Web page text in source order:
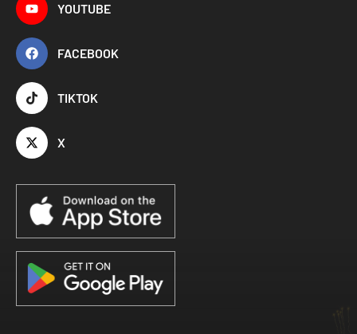
YOUTUBE
FACEBOOK
TIKTOK
X